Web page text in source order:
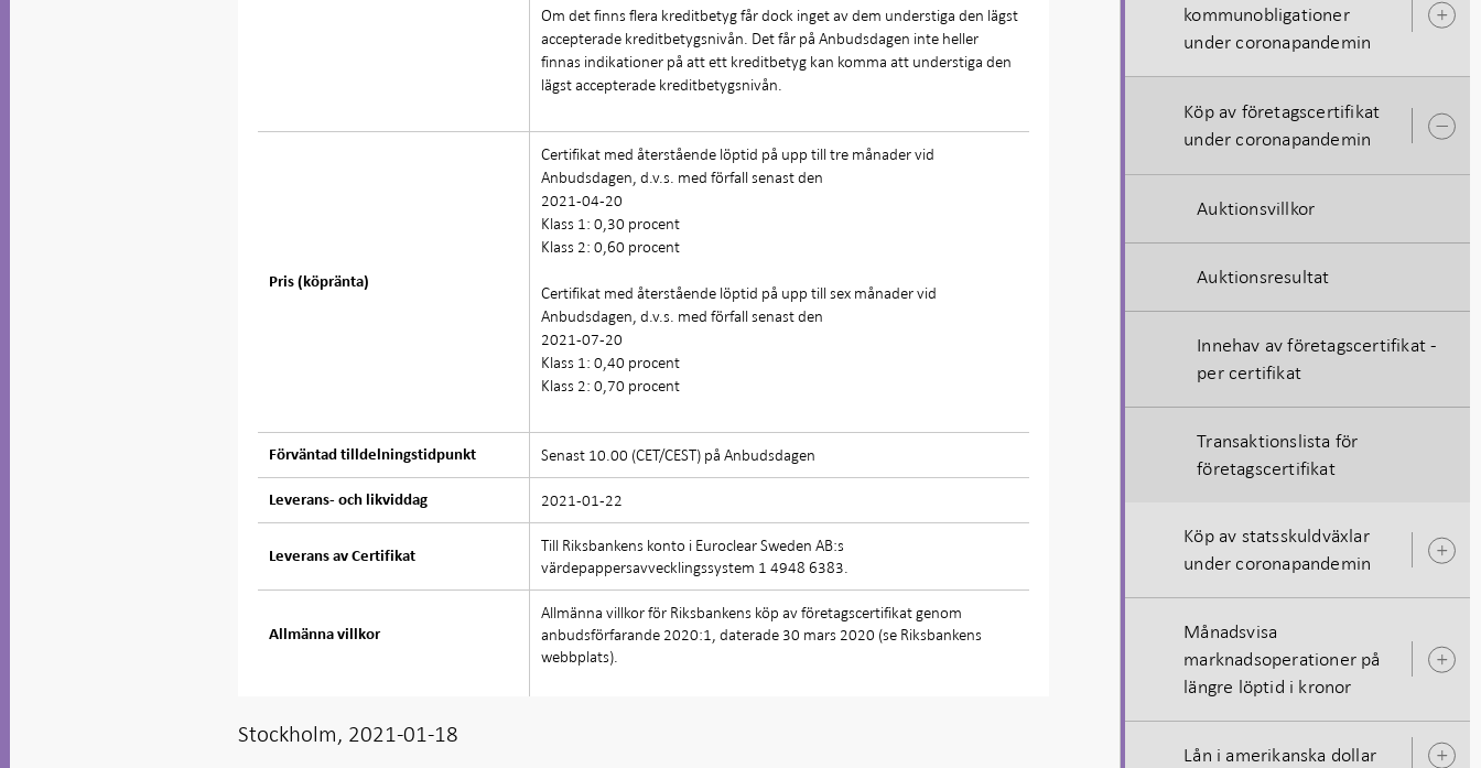
Om det finns flera kreditbetyg får dock inget av dem understiga den lägst
accepterade kreditbetygsnivån. Det får på Anbudsdagen inte heller
finnas indikationer på att ett kreditbetyg kan komma att understiga den
lägst accepterade kreditbetygsnivån.
Pris (köpränta)
Certifikat med återstående löptid på upp till tre månader vid
Anbudsdagen, d.v.s. med förfall senast den
2021-04-20
Klass 1: 0,30 procent
Klass 2: 0,60 procent
Certifikat med återstående löptid på upp till sex månader vid
Anbudsdagen, d.v.s. med förfall senast den
2021-07-20
Klass 1: 0,40 procent
Klass 2: 0,70 procent
Förväntad tilldelningstidpunkt Senast 10.00 (CET/CEST) på Anbudsdagen
Leverans- och likviddag 2021-01-22
Leverans av Certifikat
Till Riksbankens konto i Euroclear Sweden AB:s
värdepappersavvecklingssystem 1 4948 6383.
Allmänna villkor
Allmänna villkor för Riksbankens köp av företagscertifikat genom
anbudsförfarande 2020:1, daterade 30 mars 2020 (se Riksbankens
webbplats).
Stockholm, 2021-01-18
kommunobligationer
under coronapandemin
Köp av företagscertifikat
under coronapandemin
Auktionsvillkor
Auktionsresultat
Innehav av företagscertifikat -
per certifikat
Transaktionslista för
företagscertifikat
Köp av statsskuldväxlar
under coronapandemin
Månadsvisa
marknadsoperationer på
längre löptid i kronor
Lån i amerikanska dollar